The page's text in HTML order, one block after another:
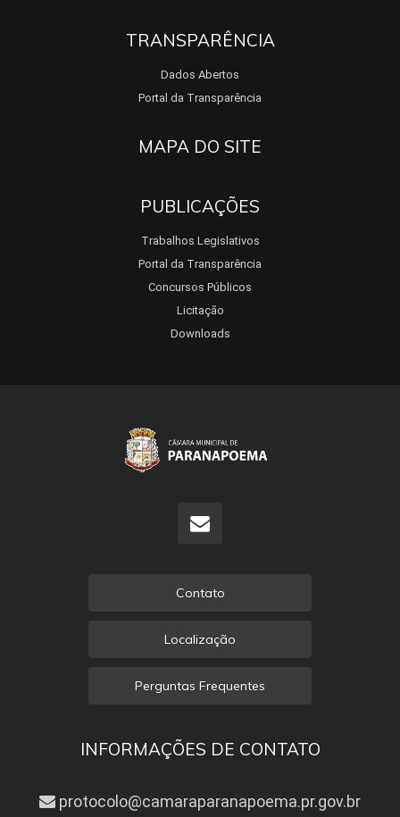
TRANSPARÊNCIA
Dados Abertos
Portal da Transparência
MAPA DO SITE
PUBLICAÇÕES
Trabalhos Legislativos
Portal da Transparência
Concursos Públicos
Licitação
Downloads
Contato
Localização
Perguntas Frequentes
INFORMAÇÕES DE CONTATO
protocolo@camaraparanapoema.pr.gov.br